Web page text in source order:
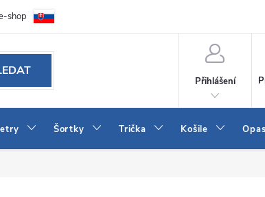
Kontakt
shop
Přihlášení
Šortky Trička Košile